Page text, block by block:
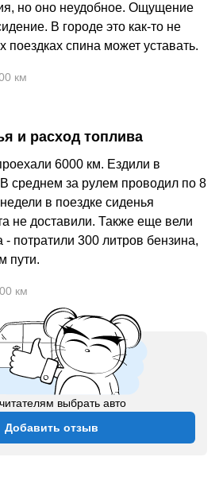
но оно неудобное. Ощущение
В городе это как-то не
поездках спина может уставать.
км
и расход топлива
6000 км. Ездили в
среднем за рулем проводил по 8
в поездке сиденья
не доставили. Также еще вели
- потратили 300 литров бензина,
пути.
км
выбрать авто
Добавить отзыв